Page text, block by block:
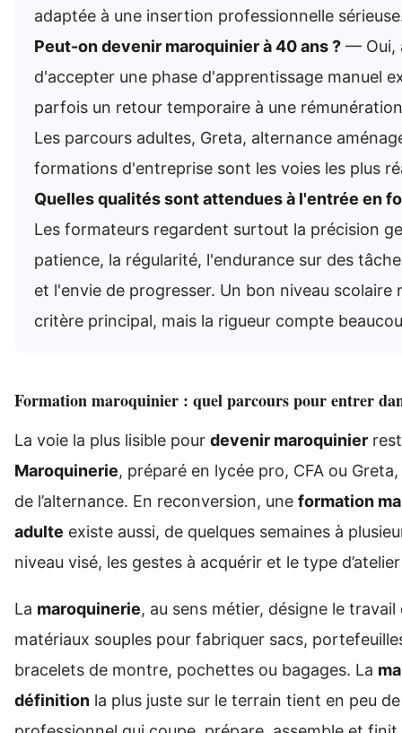
adaptée à une insertion professionnelle
Peut-on devenir maroquinier à 40 ans ? — Oui,
d'accepter une phase d'apprentissage manuel
parfois un retour temporaire à une
Les parcours adultes, Greta, alternance
formations d'entreprise sont les voies les plus
Quelles qualités sont attendues à l'entrée en
Les formateurs regardent surtout la précision
patience, la régularité, l'endurance sur des
et l'envie de progresser. Un bon niveau scolaire
critère principal, mais la rigueur compte
Formation maroquinier : quel parcours pour entrer
La voie la plus lisible pour devenir maroquinier
Maroquinerie, préparé en lycée pro, CFA ou
de l’alternance. En reconversion, une formation
adulte existe aussi, de quelques semaines à
niveau visé, les gestes à acquérir et le type
La maroquinerie, au sens métier, désigne le
matériaux souples pour fabriquer sacs,
bracelets de montre, pochettes ou bagages. La
définition la plus juste sur le terrain tient en peu